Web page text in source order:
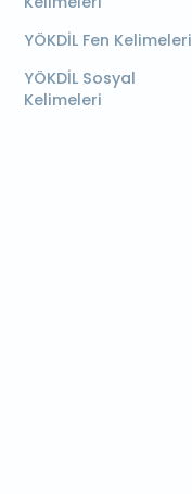
YÖKDİL Fen Kelimeleri
YÖKDİL Sosyal
Kelimeleri